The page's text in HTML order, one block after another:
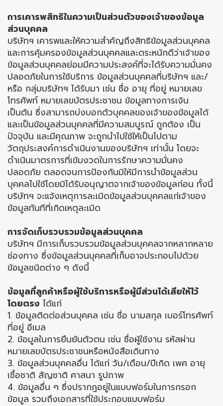
การเคารพสิทธิในความเป็นส่วนตัวของเจ้าของข้อมูล
ส่วนบุคคล
บริษัทฯ เคารพและให้ความสำคัญถึงสิทธิข้อมูลส่วนบุคคล
และการคุ้มครองข้อมูลส่วนบุคคลและตระหนักดีว่าเจ้าของ
ข้อมูลส่วนบุคคลย่อมมีความประสงค์ที่จะได้รับความมั่นคง
ปลอดภัยในการใช้บริการ ข้อมูลส่วนบุคคลที่บริษัทฯ และ/
หรือ กลุ่มบริษัทฯ ได้รับมา เช่น ชื่อ อายุ ที่อยู่ หมายเลข
โทรศัพท์ หมายเลขบัตรประชาชน ข้อมูลทางการเงิน
เป็นต้น ซึ่งสามารถบ่งบอกตัวบุคคลของเจ้าของข้อมูลได้
และเป็นข้อมูลส่วนบุคคลที่มีความสมบูรณ์ ถูกต้อง เป็น
ปัจจุบัน และมีคุณภาพ จะถูกนำไปใช้ให้เป็นไปตาม
วัตถุประสงค์การดำเนินงานของบริษัทฯ เท่านั้น โดยจะ
ดำเนินมาตรการที่เข้มงวดในการรักษาความมั่นคง
ปลอดภัย ตลอดจนการป้องกันมิให้มีการนำข้อมูลส่วน
บุคคลไปใช้โดยมิได้รับอนุญาตจากเจ้าของข้อมูลก่อน ทั้งนี้
บริษัทฯ จะแจ้งเหตุการละเมิดข้อมูลส่วนบุคคลแก่เจ้าของ
ข้อมูลทันทีที่เกิดเหตุละเมิด
การจัดเก็บรวบรวมข้อมูลส่วนบุคคล
บริษัทฯ มีการเก็บรวบรวมข้อมูลส่วนบุคคลจากหลากหลาย
ช่องทาง ซึ่งข้อมูลส่วนบุคคลที่เก็บอาจประกอบไปด้วย
ข้อมูลชนิดต่าง ๆ ดังนี้
ข้อมูลที่ลูกค้าหรือผู้ใช้บริการหรือผู้มีส่วนได้เสียให้ไว้
โดยตรง ได้แก่
1. ข้อมูลติดต่อส่วนบุคคล เช่น ชื่อ นามสกุล เบอร์โทรศัพท์
ที่อยู่ อีเมล
2. ข้อมูลในการยืนยันตัวตน เช่น ชื่อผู้ใช้งาน รหัสผ่าน
หมายเลขบัตรประชาชนหรือหนังสือเดินทาง
3. ข้อมูลส่วนบุคคลอื่น ได้แก่ วัน/เดือน/ปีเกิด เพศ อายุ
เชื้อชาติ สัญชาติ ศาสนา รูปภาพ
4. ข้อมูลอื่น ๆ ซึ่งปรากฎอยู่ในแบบฟอร์มในการกรอก
ข้อมูล รวมถึงเอกสารที่ใช้ประกอบแบบฟอร์ม